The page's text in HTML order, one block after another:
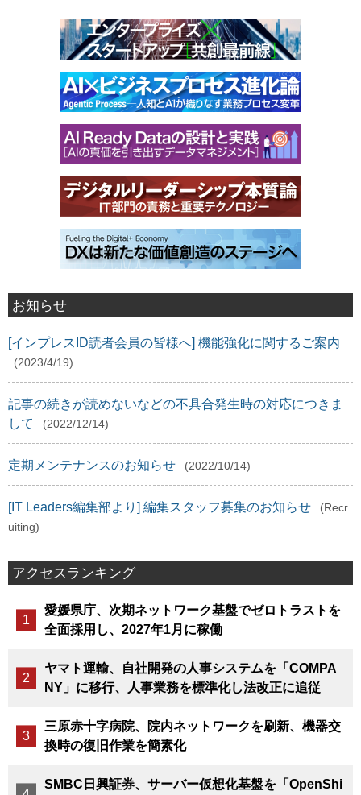
お知らせ
[インプレスID読者会員の皆様へ] 機能強化に関するご案内
(2023/4/19)
記事の続きが読めないなどの不具合発生時の対応につきま
して
(2022/12/14)
定期メンテナンスのお知らせ (2022/10/14)
[IT Leaders編集部より] 編集スタッフ募集のお知らせ
(Recr
uiting)
アクセスランキング
愛媛県庁、次期ネットワーク基盤でゼロトラストを
全面採用し、2027年1月に稼働
ヤマト運輸、自社開発の人事システムを「COMPA
NY」に移行、人事業務を標準化し法改正に追従
三原赤十字病院、院内ネットワークを刷新、機器交
換時の復旧作業を簡素化
SMBC日興証券、サーバー仮想化基盤を「OpenShi